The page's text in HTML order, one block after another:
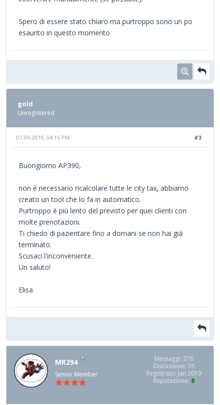
Spero di essere stato chiaro ma purtroppo sono un po
esaurito in questo momento
gold
Unregistered
#3
07-09-2019, 04:16 PM
Buongiorno AP390,
non è necessario ricalcolare tutte le city tax, abbiamo
creato un tool che lo fa in automatico.
Purtroppo è più lento del previsto per quei clienti con
molte prenotazioni.
Ti chiedo di pazientare fino a domani se non hai già
terminato.
Scusaci l'inconveniente.
Un saluto!
Elisa
MR294
Senior Member
Messaggi: 276
Discussioni: 76
Registrato: Jan 2019
Reputazione: 8